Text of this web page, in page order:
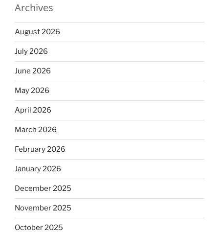
Archives
August 2026
July 2026
June 2026
May 2026
April 2026
March 2026
February 2026
January 2026
December 2025
November 2025
October 2025